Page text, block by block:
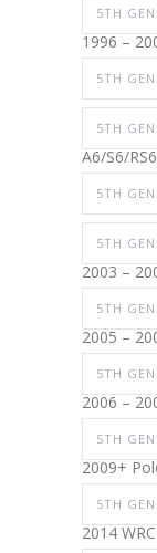
5TH
1996 –
5TH
5TH
A6/S6/RS6
5TH
5TH
2003 –
5TH
2005 –
5TH
2006 –
5TH
2009+
5TH
2014 WRC